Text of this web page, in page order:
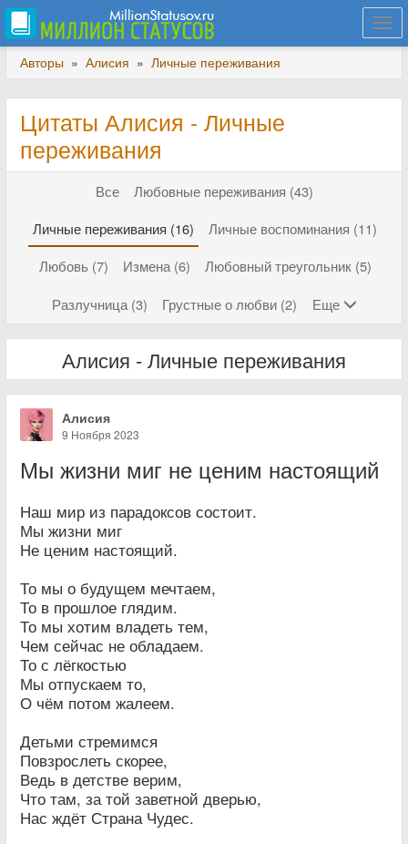
Авторы » Алисия » Личные переживания
Цитаты Алисия - Личные
переживания
Все
Любовные переживания (43)
Личные переживания (16)
Личные воспоминания (11)
Любовь (7)
Измена (6)
Любовный треугольник (5)
Разлучница (3)
Грустные о любви (2) Еще
Алисия - Личные переживания
Алисия
9 Ноября 2023
Мы жизни миг не ценим настоящий
Наш мир из парадоксов состоит.
Мы жизни миг
Не ценим настоящий.
То мы о будущем мечтаем,
То в прошлое глядим.
То мы хотим владеть тем,
Чем сейчас не обладаем.
То с лёгкостью
Мы отпускаем то,
О чём потом жалеем.
Детьми стремимся
Повзрослеть скорее,
Ведь в детстве верим,
Что там, за той заветной дверью,
Нас ждёт Страна Чудес.